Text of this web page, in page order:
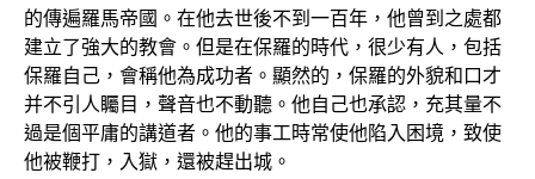
的傳遍羅馬帝國。在他去世後不到一百年，他曾到之處都
建立了強大的教會。但是在保羅的時代，很少有人，包括
保羅自己，會稱他為成功者。顯然的，保羅的外貌和口才
并不引人矚目，聲音也不動聽。他自己也承認，充其量不
過是個平庸的講道者。他的事工時常使他陷入困境，致使
他被鞭打，入獄，還被趕出城。